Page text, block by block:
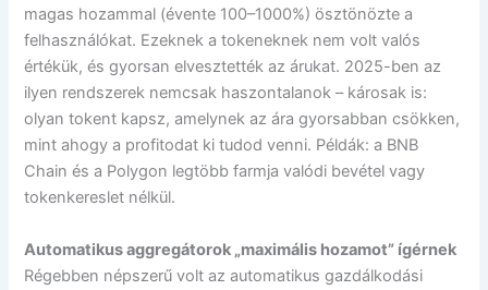
magas hozammal (évente 100–1000%) ösztönözte a
felhasználókat. Ezeknek a tokeneknek nem volt valós
értékük, és gyorsan elvesztették az árukat. 2025-ben az
ilyen rendszerek nemcsak haszontalanok – károsak is:
olyan tokent kapsz, amelynek az ára gyorsabban csökken,
mint ahogy a profitodat ki tudod venni. Példák: a BNB
Chain és a Polygon legtöbb farmja valódi bevétel vagy
tokenkereslet nélkül.
Automatikus aggregátorok „maximális hozamot” ígérnek
Régebben népszerű volt az automatikus gazdálkodási